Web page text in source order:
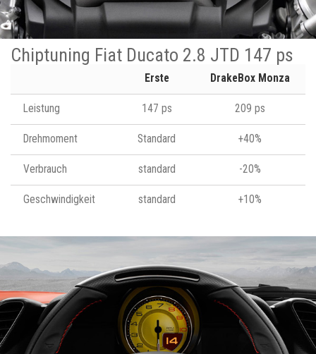
Chiptuning Fiat Ducato 2.8 JTD 147 ps
Erste DrakeBox Monza
Leistung 147 ps 209 ps
Drehmoment Standard +40%
Verbrauch standard -20%
Geschwindigkeit standard +10%